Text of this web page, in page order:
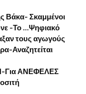
Βάκα- Σκαμμένοι
-Το …Ψηφιακό
τους αγωγούς
Αναζητείται
Για ΑΝΕΦΕΛΕΣ